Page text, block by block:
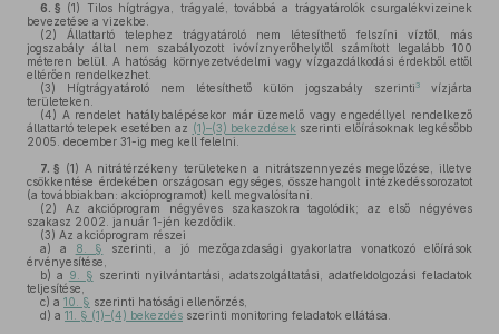
6. § (1)
Tilos hígtrágya, trágyalé, továbbá a trágyatárolók csurgalékvizeinek
bevezetése a vizekbe.
(2) Állattartó telephez trágyatároló nem létesíthető felszíni víztől, más
jogszabály által nem szabályozott ivóvíznyerőhelytől számított legalább 100
méteren belül. A hatóság környezetvédelmi vagy vízgazdálkodási érdekből ettől
eltérően rendelkezhet.
(3) Hígtrágyatároló nem létesíthető külön jogszabály szerinti 3
vízjárta
területeken.
(4) A rendelet hatálybalépésekor már üzemelő vagy engedéllyel rendelkező
állattartó telepek esetében az (1)–(3) bekezdések szerinti előírásoknak legkésőbb
2005. december 31-ig meg kell felelni.
7. § (1) A nitrátérzékeny területeken a nitrátszennyezés megelőzése, illetve
csökkentése érdekében országosan egységes, összehangolt intézkedéssorozatot
(a továbbiakban: akcióprogramot) kell megvalósítani.
(2) Az akcióprogram négyéves szakaszokra tagolódik; az első négyéves
szakasz 2002. január 1-jén kezdődik.
(3) Az akcióprogram részei
a) a 8. §
szerinti, a jó mezőgazdasági gyakorlatra vonatkozó előírások
érvényesítése,
b) a 9. § szerinti nyilvántartási, adatszolgáltatási, adatfeldolgozási feladatok
teljesítése,
c) a 10. § szerinti hatósági ellenőrzés,
d) a 11. § (1)–(4) bekezdés szerinti monitoring feladatok ellátása.